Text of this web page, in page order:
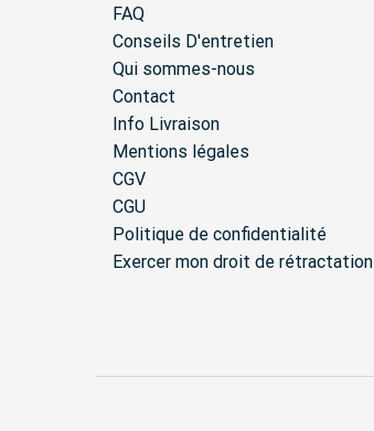
FAQ
Conseils D'entretien
Qui sommes-nous
Contact
Info Livraison
Mentions légales
CGV
CGU
Politique de confidentialité
Exercer mon droit de rétractation